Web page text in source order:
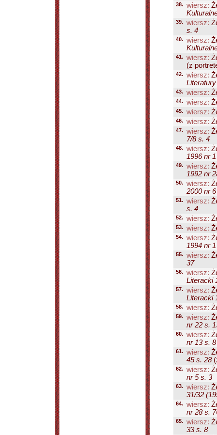
38. wiersz:
39. wiersz:
s. 4
40. wiersz:
41. wiersz:
(z
42. wiersz:
43. wiersz:
44. wiersz:
45. wiersz:
46. wiersz:
47. wiersz:
7/8 s. 4
48. wiersz:
1996 nr
49. wiersz:
1992 nr
50. wiersz:
2000 nr
51. wiersz:
s. 4
52. wiersz:
53. wiersz:
54. wiersz:
1994 nr
55. wiersz:
37
56. wiersz:
Literacki
57. wiersz:
Literacki
58. wiersz:
59. wiersz:
nr 22 s.
60. wiersz:
nr 13 s. 8
61. wiersz:
45 s. 28
62. wiersz:
nr 5 s. 3
63. wiersz:
31/32
64. wiersz:
nr 28 s.
65. wiersz:
33 s. 8